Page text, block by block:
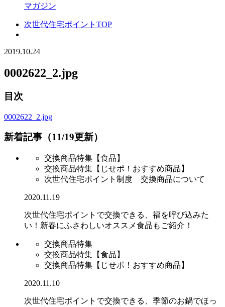
マガジン
次世代住宅ポイントTOP
2019.10.24
0002622_2.jpg
目次
0002622_2.jpg
新着記事（11/19更新）
交換商品特集【食品】
交換商品特集【じせポ！おすすめ商品】
次世代住宅ポイント制度 交換商品について
2020.11.19
次世代住宅ポイントで交換できる、福を呼び込みた
い！新春にふさわしいオススメ食品もご紹介！
交換商品特集
交換商品特集【食品】
交換商品特集【じせポ！おすすめ商品】
2020.11.10
次世代住宅ポイントで交換できる、季節のお鍋でほっ